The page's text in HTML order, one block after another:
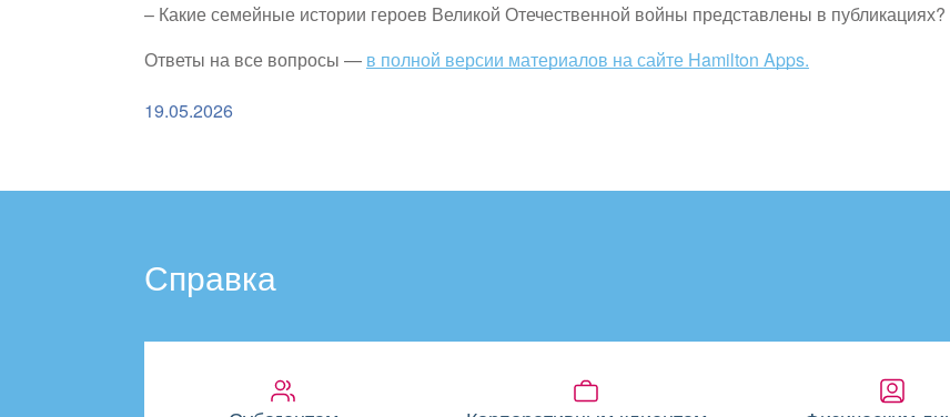
– Какие семейные истории героев Великой Отечественной войны представлены в публикациях?
Ответы на все вопросы — в полной версии материалов на сайте Hamilton Apps.
19.05.2026
Справка